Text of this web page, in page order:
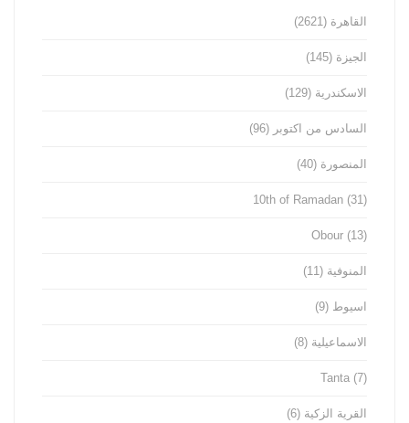
القاهرة (2621)
الجيزة (145)
الاسكندرية (129)
السادس من اكتوبر (96)
المنصورة (40)
10th of Ramadan (31)
Obour (13)
المنوفية (11)
اسيوط (9)
الاسماعيلية (8)
Tanta (7)
القرية الزكية (6)